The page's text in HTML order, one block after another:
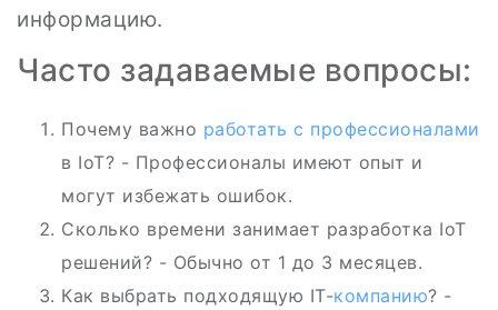
информацию.
Часто задаваемые вопросы:
Почему важно работать с профессионалами
в IoT? - Профессионалы имеют опыт и
могут избежать ошибок.
Сколько времени занимает разработка IoT
решений? - Обычно от 1 до 3 месяцев.
Как выбрать подходящую IT-компанию? -